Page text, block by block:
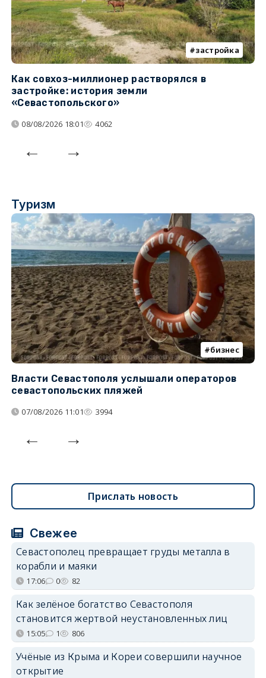
застройка
Как совхоз-миллионер растворялся в
застройке: история земли
«Севастопольского»
08/08/2026 18:01 4062
Туризм
бизнес
Власти Севастополя услышали операторов
севастопольских пляжей
07/08/2026 11:01 3994
Прислать новость
Свежее
Севастополец превращает груды металла в
корабли и маяки
17:06 0 82
Как зелёное богатство Севастополя
становится жертвой неустановленных лиц
15:05 1 806
Учёные из Крыма и Кореи совершили научное
открытие